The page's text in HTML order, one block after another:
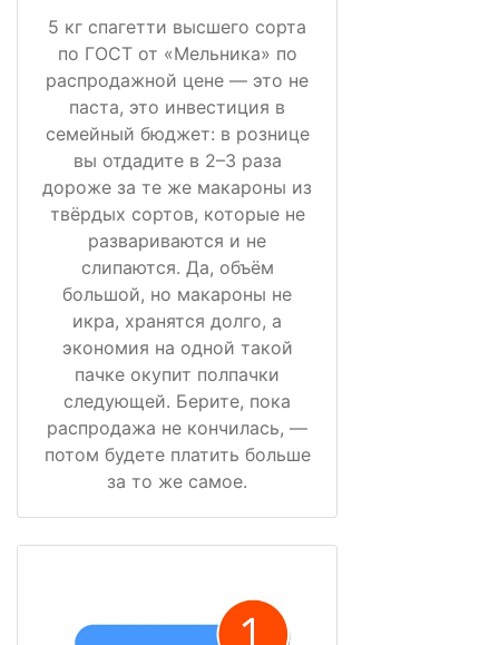
5 кг спагетти высшего сорта
по ГОСТ от «Мельника» по
распродажной цене — это не
паста, это инвестиция в
семейный бюджет: в рознице
вы отдадите в 2–3 раза
дороже за те же макароны из
твёрдых сортов, которые не
развариваются и не
слипаются. Да, объём
большой, но макароны не
икра, хранятся долго, а
экономия на одной такой
пачке окупит полпачки
следующей. Берите, пока
распродажа не кончилась, —
потом будете платить больше
за то же самое.